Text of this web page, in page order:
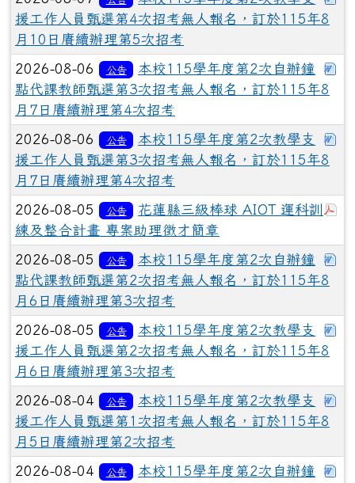
援工作人員甄選第4次招考無人報名，訂於115年8
月10日賡續辦理第5次招考
2026-08-06 公告
本校115學年度第2次自辦鐘
點代課教師甄選第3次招考無人報名，訂於115年8
月7日賡續辦理第4次招考
2026-08-06 公告
本校115學年度第2次教學支
援工作人員甄選第3次招考無人報名，訂於115年8
月7日賡續辦理第4次招考
2026-08-05 公告
花蓮縣三級棒球 AIOT 運科訓
練及整合計畫 專案助理徵才簡章
2026-08-05 公告
本校115學年度第2次自辦鐘
點代課教師甄選第2次招考無人報名，訂於115年8
月6日賡續辦理第3次招考
2026-08-05 公告
本校115學年度第2次教學支
援工作人員甄選第2次招考無人報名，訂於115年8
月6日賡續辦理第3次招考
2026-08-04 公告
本校115學年度第2次教學支
援工作人員甄選第1次招考無人報名，訂於115年8
月5日賡續辦理第2次招考
2026-08-04 公告
本校115學年度第2次自辦鐘